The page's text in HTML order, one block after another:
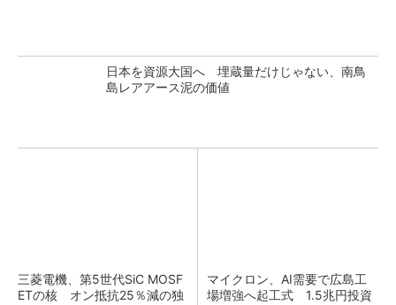
日本を資源大国へ 埋蔵量だけじゃない、南鳥
島レアアース泥の価値
三菱電機、第5世代SiC MOSF
ETの核 オン抵抗25％減の独
マイクロン、AI需要で広島工
場増強へ起工式 1.5兆円投資